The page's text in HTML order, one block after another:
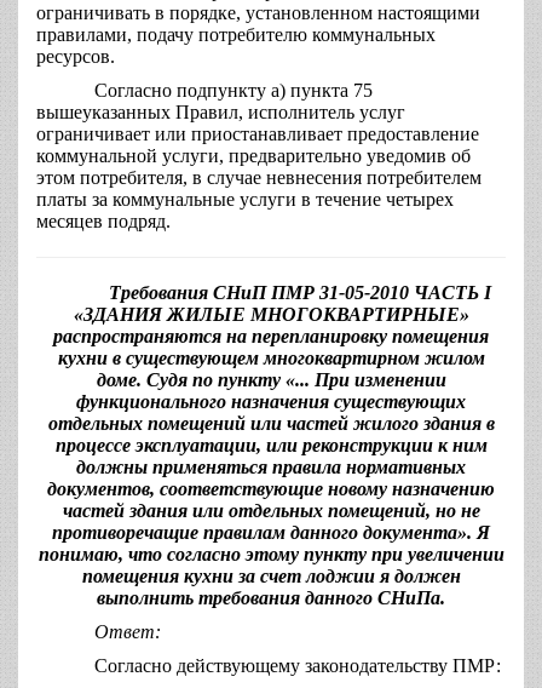
ограничивать в порядке, установленном настоящими
правилами, подачу потребителю коммунальных
ресурсов.
Согласно подпункту а) пункта 75
вышеуказанных Правил, исполнитель услуг
ограничивает или приостанавливает предоставление
коммунальной услуги, предварительно уведомив об
этом потребителя, в случае невнесения потребителем
платы за коммунальные услуги в течение четырех
месяцев подряд.
Требования СНиП ПМР 31-05-2010 ЧАСТЬ I
«ЗДАНИЯ ЖИЛЫЕ МНОГОКВАРТИРНЫЕ»
распространяются на перепланировку помещения
кухни в существующем многоквартирном жилом
доме. Судя по пункту «... При изменении
функционального назначения существующих
отдельных помещений или частей жилого здания в
процессе эксплуатации, или реконструкции к ним
должны применяться правила нормативных
документов, соответствующие новому назначению
частей здания или отдельных помещений, но не
противоречащие правилам данного документа». Я
понимаю, что согласно этому пункту при увеличении
помещения кухни за счет лоджии я должен
выполнить требования данного СНиПа.
Ответ:
Согласно действующему законодательству ПМР: